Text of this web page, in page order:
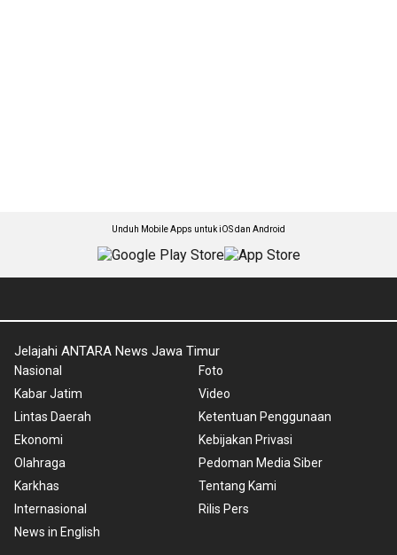
Unduh Mobile Apps untuk iOS dan Android
Jelajahi ANTARA News Jawa Timur
Nasional
Kabar Jatim
Lintas Daerah
Ekonomi
Olahraga
Karkhas
Internasional
News in English
Foto
Video
Ketentuan Penggunaan
Kebijakan Privasi
Pedoman Media Siber
Tentang Kami
Rilis Pers